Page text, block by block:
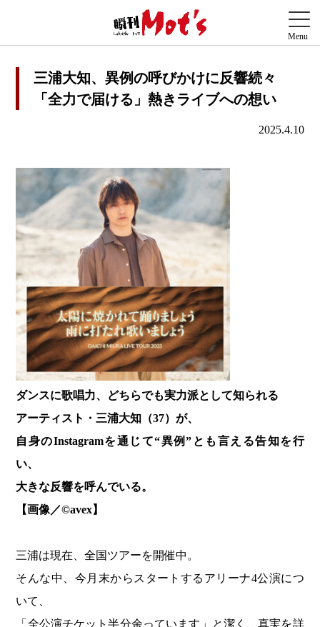
三浦大知、異例の呼びかけに反響続々
「全力で届ける」熱きライブへの想い
2025.4.10
ダンスに歌唱力、どちらでも実力派として知られる
アーティスト・三浦大知（37）が、
自身のInstagramを通じて“異例”とも言える告知を行
い、
大きな反響を呼んでいる。
【画像／©︎avex】
三浦は現在、全国ツアーを開催中。
そんな中、今月末からスタートするアリーナ4公演につ
いて、
「全公演チケット半分余っています」と潔く、真実を詳